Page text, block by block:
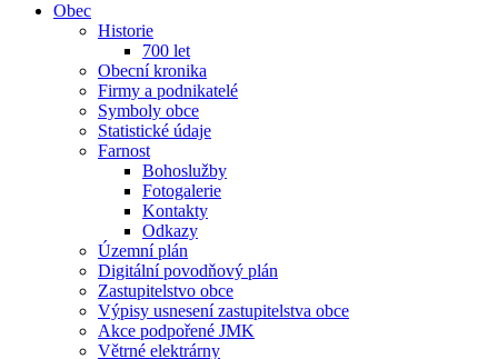
Obec
Historie
700 let
Obecní kronika
Firmy a podnikatelé
Symboly obce
Statistické údaje
Farnost
Bohoslužby
Fotogalerie
Kontakty
Odkazy
Územní plán
Digitální povodňový plán
Zastupitelstvo obce
Výpisy usnesení zastupitelstva obce
Akce podpořené JMK
Větrné elektrárny